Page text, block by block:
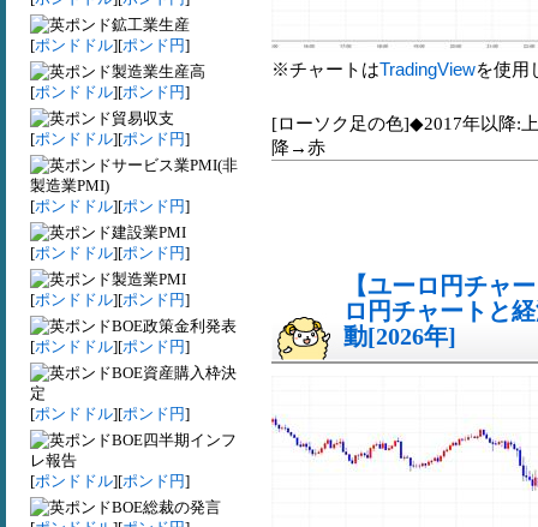
鉱工業生産
[ポンドドル][ポンド円]
製造業生産高
[ポンドドル][ポンド円]
貿易収支
[ポンドドル][ポンド円]
サービス業PMI(非
製造業PMI)
[ポンドドル][ポンド円]
建設業PMI
[ポンドドル][ポンド円]
製造業PMI
[ポンドドル][ポンド円]
BOE政策金利発表
[ポンドドル][ポンド円]
BOE資産購入枠決
定
[ポンドドル][ポンド円]
BOE四半期インフ
レ報告
[ポンドドル][ポンド円]
BOE総裁の発言
※チャートはTradingViewを使用
[ローソク足の色]◆2017年以降
降→赤
【ユーロ円チャ
ロ円チャートと
動[2026年]